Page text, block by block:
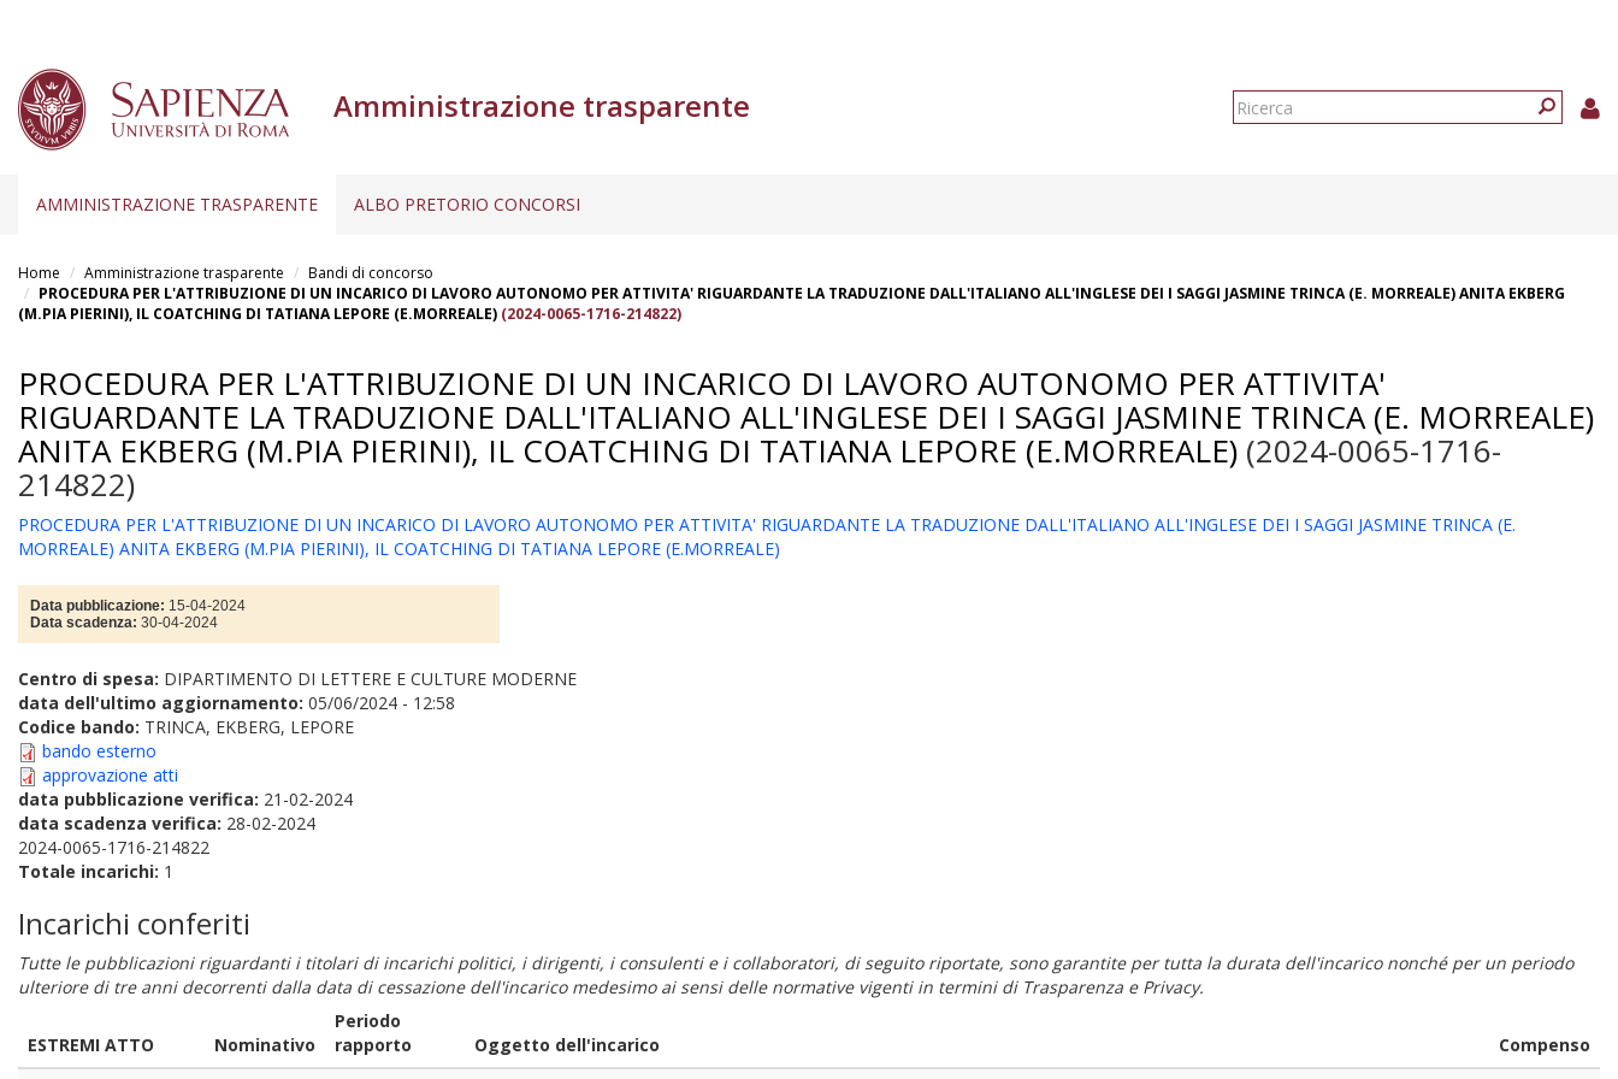
contenuto
principale
Amministrazione trasparente
Form
AMMINISTRAZIONE TRASPARENTE ALBO PRETORIO CONCORSI
Home Amministrazione trasparente
Bandi di concorso
PROCEDURA PER L'ATTRIBUZIONE DI UN INCARICO DI LAVORO AUTONOMO PER ATTIVITA' RIGUARDANTE LA TRADUZIONE DALL'ITALIANO ALL'INGLESE DEI I SAGGI JASMINE TRINCA (E. MORREALE) ANITA EKBERG
(M.PIA PIERINI), IL COATCHING DI TATIANA LEPORE (E.MORREALE) (2024-0065-1716-214822)
PROCEDURA PER L'ATTRIBUZIONE DI UN INCARICO DI LAVORO AUTONOMO PER ATTIVITA'
RIGUARDANTE LA TRADUZIONE DALL'ITALIANO ALL'INGLESE DEI I SAGGI JASMINE TRINCA (E. MORREALE)
ANITA EKBERG (M.PIA PIERINI), IL COATCHING DI TATIANA LEPORE (E.MORREALE) (2024-0065-1716-
214822)
PROCEDURA PER L'ATTRIBUZIONE DI UN INCARICO DI LAVORO AUTONOMO PER ATTIVITA' RIGUARDANTE LA TRADUZIONE DALL'ITALIANO ALL'INGLESE DEI I SAGGI JASMINE TRINCA (E.
MORREALE) ANITA EKBERG (M.PIA PIERINI), IL COATCHING DI TATIANA LEPORE (E.MORREALE)
Data pubblicazione: 15-04-2024
Data scadenza: 30-04-2024
Centro di spesa: DIPARTIMENTO DI LETTERE E CULTURE MODERNE
data dell'ultimo aggiornamento: 05/06/2024 - 12:58
Codice bando: TRINCA, EKBERG, LEPORE
bando esterno
approvazione atti
data pubblicazione verifica: 21-02-2024
data scadenza verifica: 28-02-2024
2024-0065-1716-214822
Totale incarichi: 1
Incarichi conferiti
Tutte le pubblicazioni riguardanti i titolari di incarichi politici, i dirigenti, i consulenti e i collaboratori, di seguito riportate, sono garantite per tutta la durata dell'incarico nonché per un periodo
ulteriore di tre anni decorrenti dalla data di cessazione dell'incarico medesimo ai sensi delle normative vigenti in termini di Trasparenza e Privacy.
ESTREMI ATTO Nominativo
Periodo
rapporto
Oggetto dell'incarico Compenso